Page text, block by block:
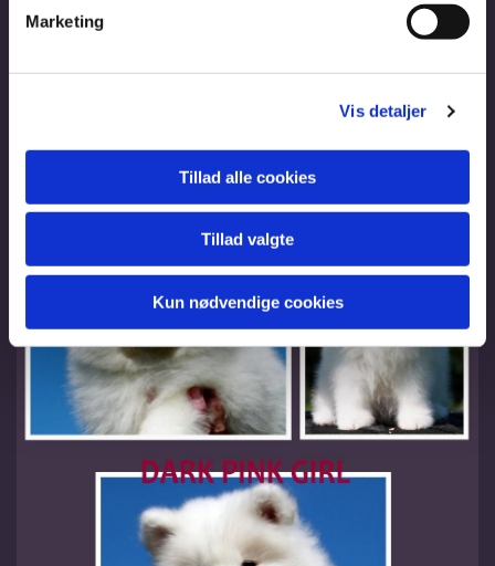
Marketing
Vis detaljer
Tillad alle cookies
Tillad valgte
Kun nødvendige cookies